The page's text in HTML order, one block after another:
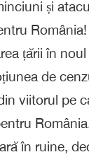
și
țării în
de
viitorul pe
în ruine,